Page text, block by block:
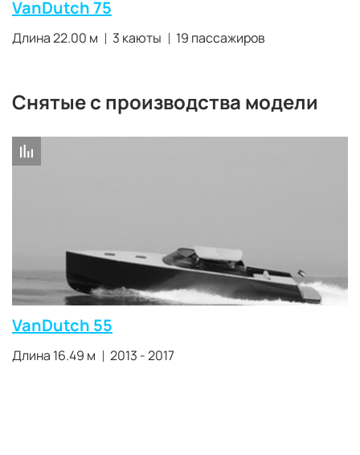
VanDutch 75
Длина 22.00 м 3 каюты 19 пассажиров
Cнятые с производства модели
VanDutch 55
Длина 16.49 м 2013 - 2017